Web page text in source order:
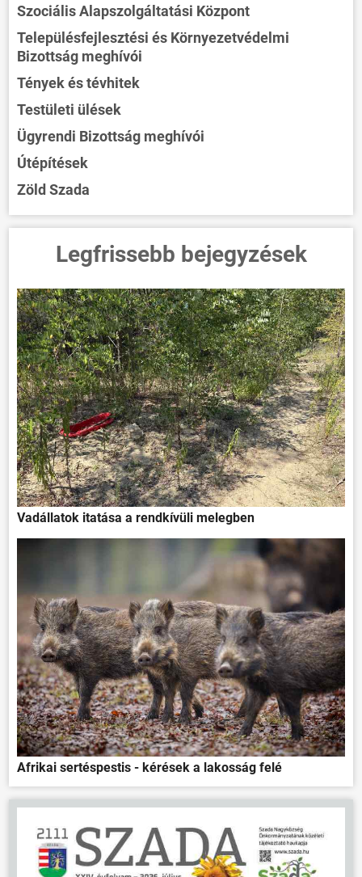
Szociális Alapszolgáltatási Központ
Településfejlesztési és Környezetvédelmi
Bizottság meghívói
Tények és tévhitek
Testületi ülések
Ügyrendi Bizottság meghívói
Útépítések
Zöld Szada
Legfrissebb bejegyzések
Vadállatok itatása a rendkívüli melegben
Afrikai sertéspestis - kérések a lakosság felé